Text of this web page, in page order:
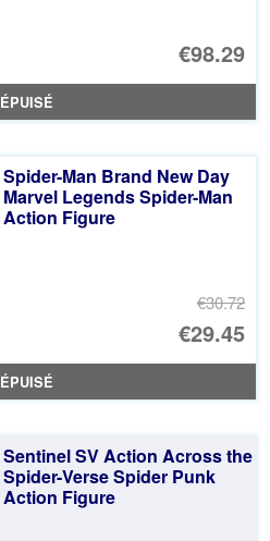
€98.29
ÉPUISÉ
Spider-Man Brand New Day
Marvel Legends Spider-Man
Action Figure
€30.72
Le
€29.45
Le
ÉPUISÉ
Sentinel SV Action Across the
Spider-Verse Spider Punk
Action Figure